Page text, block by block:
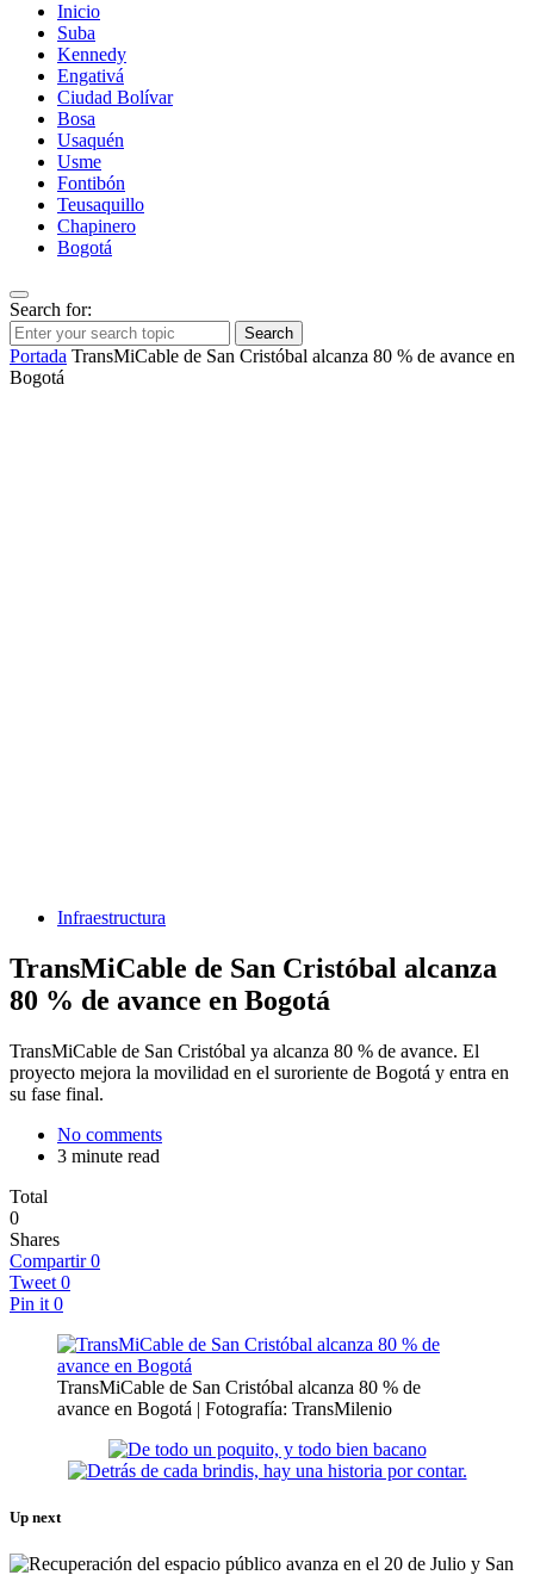
Inicio
Suba
Kennedy
Engativá
Ciudad Bolívar
Bosa
Usaquén
Usme
Fontibón
Teusaquillo
Chapinero
Bogotá
Search for:
Search
Portada TransMiCable de San Cristóbal alcanza 80 % de avance en
Bogotá
Infraestructura
TransMiCable de San Cristóbal alcanza
80 % de avance en Bogotá
TransMiCable de San Cristóbal ya alcanza 80 % de avance. El
proyecto mejora la movilidad en el suroriente de Bogotá y entra en
su fase final.
No comments
3 minute read
Total
0
Shares
Compartir 0
Tweet 0
Pin it 0
TransMiCable de San Cristóbal alcanza 80 % de
avance en Bogotá | Fotografía: TransMilenio
Up next